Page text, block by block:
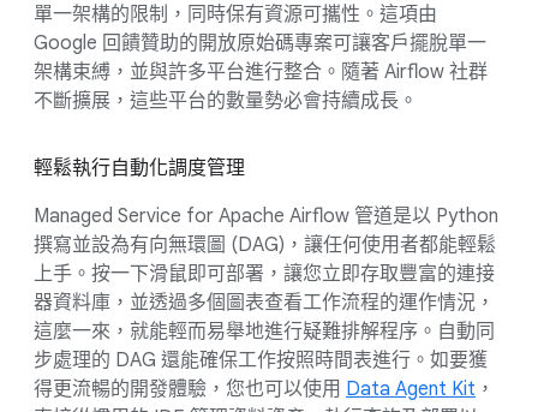
單一架構的限制，同時保有資源可攜性。這項由
Google 回饋贊助的開放原始碼專案可讓客戶擺脫單一
架構束縛，並與許多平台進行整合。隨著 Airflow 社群
不斷擴展，這些平台的數量勢必會持續成長。
輕鬆執行自動化調度管理
Managed Service for Apache Airflow 管道是以 Python
撰寫並設為有向無環圖 (DAG)，讓任何使用者都能輕鬆
上手。按一下滑鼠即可部署，讓您立即存取豐富的連接
器資料庫，並透過多個圖表查看工作流程的運作情況，
這麼一來，就能輕而易舉地進行疑難排解程序。自動同
步處理的 DAG 還能確保工作按照時間表進行。如要獲
得更流暢的開發體驗，您也可以使用 Data Agent Kit ，